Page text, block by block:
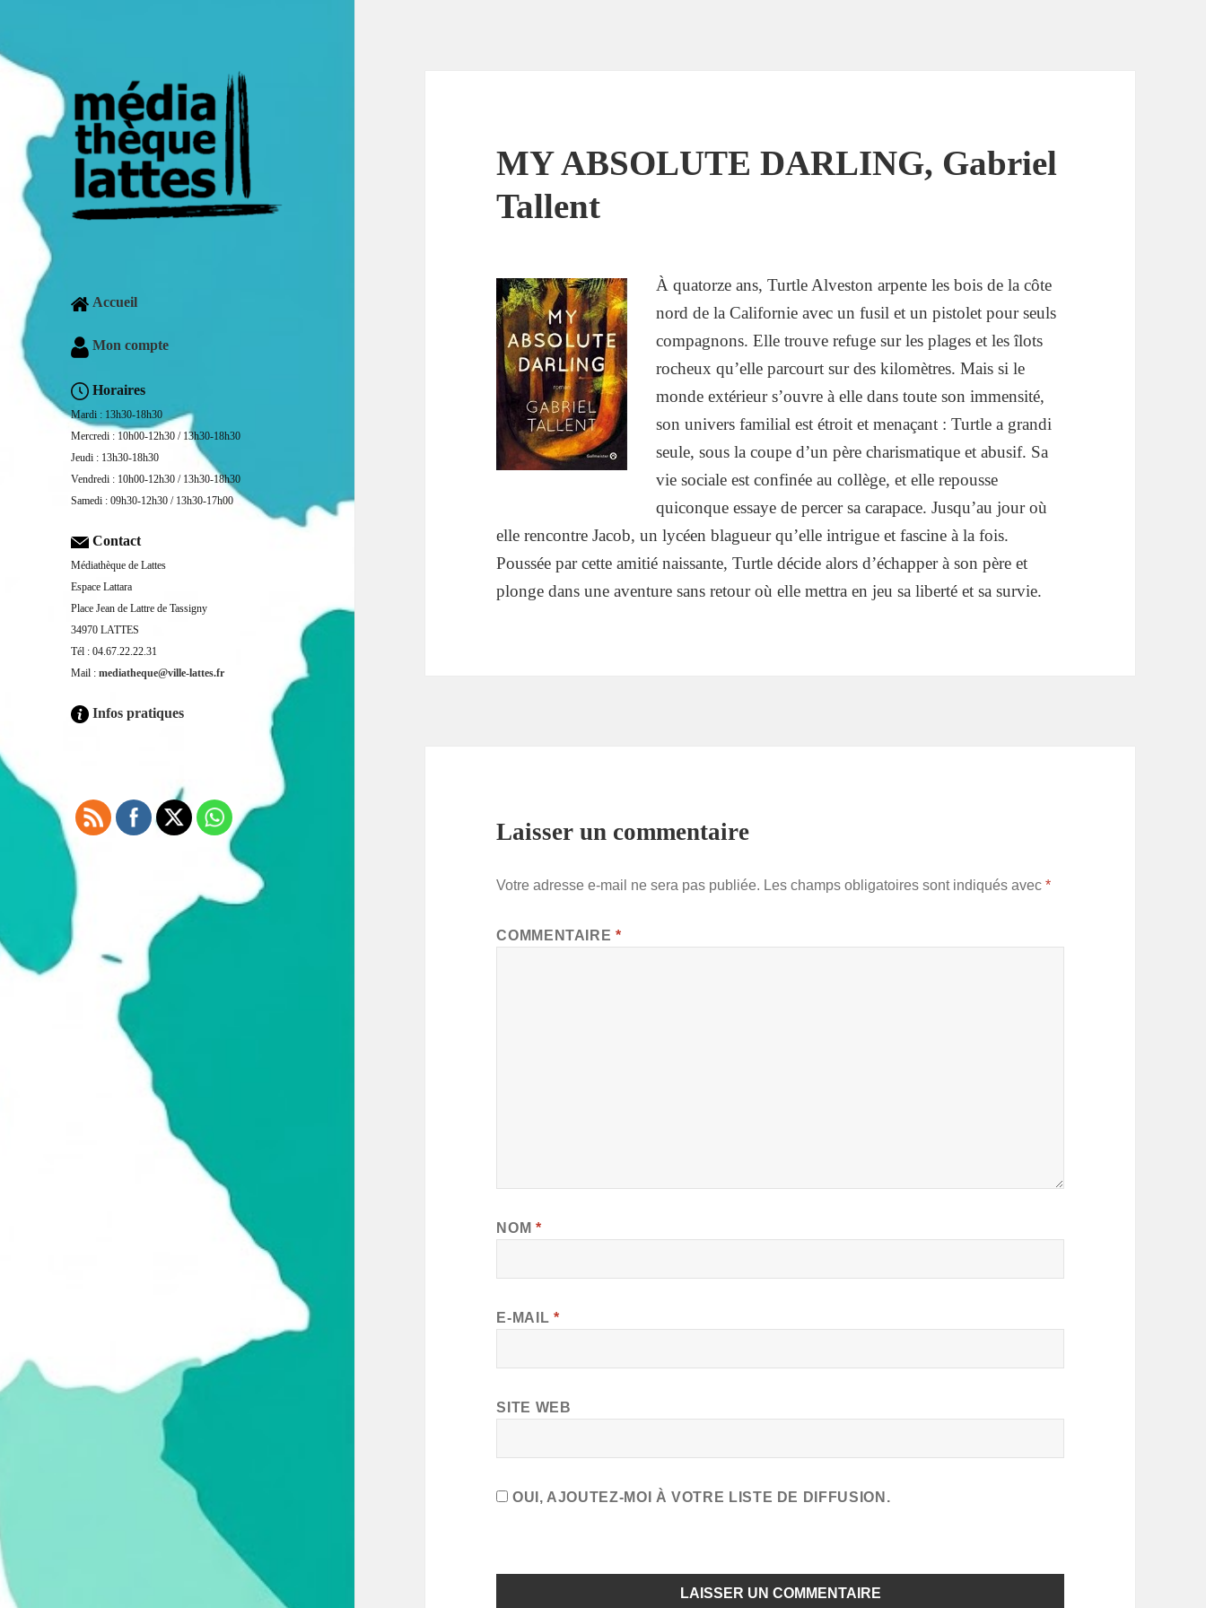
Accueil
Mon compte
Horaires
Mardi : 13h30-18h30
Mercredi : 10h00-12h30 / 13h30-18h30
Jeudi : 13h30-18h30
Vendredi : 10h00-12h30 / 13h30-18h30
Samedi : 09h30-12h30 / 13h30-17h00
Contact
Médiathèque de Lattes
Espace Lattara
Place Jean de Lattre de Tassigny
34970 LATTES
Tél : 04.67.22.22.31
Mail :mediatheque@ville-lattes.fr
Infos pratiques
MY ABSOLUTE DARLING, Gabriel
Tallent
À quatorze ans, Turtle Alveston arpente les bois de la côte
nord de la Californie avec un fusil et un pistolet pour seuls
compagnons. Elle trouve refuge sur les plages et les îlots
rocheux qu’elle parcourt sur des kilomètres. Mais si le
monde extérieur s’ouvre à elle dans toute son immensité,
son univers familial est étroit et menaçant : Turtle a grandi
seule, sous la coupe d’un père charismatique et abusif. Sa
vie sociale est confinée au collège, et ellerepousse
quiconque essaye de percer sa carapace. Jusqu’au jour où
elle rencontre Jacob, un lycéen blagueur qu’elle intrigue et fascine à la fois.
Poussée par cette amitié naissante, Turtle décide alors d’échapper à son père et
plonge dans une aventure sans retour où elle mettra en jeu sa liberté et sa survie.
Laisser un commentaire
Votre adresse e-mail ne sera pas publiée. Les champs obligatoires sont indiqués avec*
COMMENTAIRE*
NOM *
E-MAIL *
SITE WEB
OUI, AJOUTEZ-MOI À VOTRE LISTE DE DIFFUSION.